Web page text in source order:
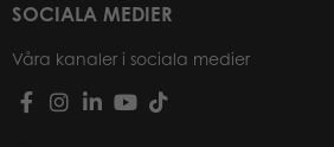
SOCIALA MEDIER
Våra kanaler i sociala medier